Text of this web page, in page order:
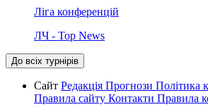
Ліга конференцій
ЛЧ - Top News
До всіх турнірів
Сайт Редакція Прогнози Політика
Правила сайту Контакти Правила